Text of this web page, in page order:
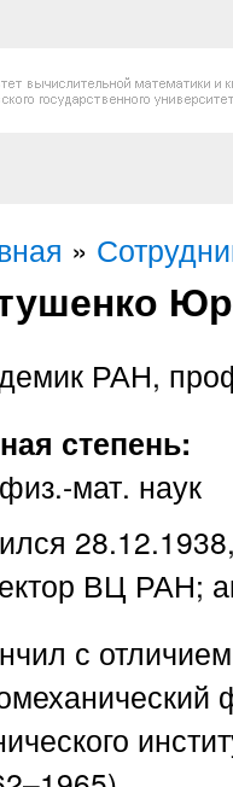
»
РАН,
степень:
мат. наук
ВЦ РАН;
с